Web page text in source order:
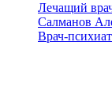
Лечащий
Салманов
Врач-